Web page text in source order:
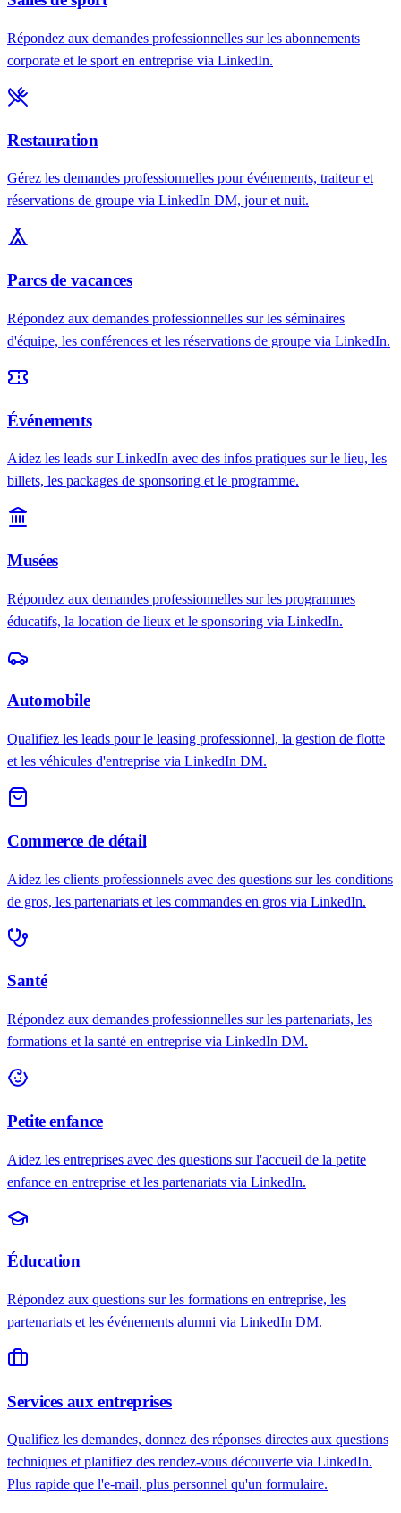
Répondez aux demandes professionnelles sur les abonnements
corporate et le sport en entreprise via LinkedIn.
Restauration
Gérez les demandes professionnelles pour événements, traiteur et
réservations de groupe via LinkedIn DM, jour et nuit.
Parcs de vacances
Répondez aux demandes professionnelles sur les séminaires
d'équipe, les conférences et les réservations de groupe via LinkedIn.
Événements
Aidez les leads sur LinkedIn avec des infos pratiques sur le lieu, les
billets, les packages de sponsoring et le programme.
Musées
Répondez aux demandes professionnelles sur les programmes
éducatifs, la location de lieux et le sponsoring via LinkedIn.
Automobile
Qualifiez les leads pour le leasing professionnel, la gestion de flotte
et les véhicules d'entreprise via LinkedIn DM.
Commerce de détail
Aidez les clients professionnels avec des questions sur les conditions
de gros, les partenariats et les commandes en gros via LinkedIn.
Santé
Répondez aux demandes professionnelles sur les partenariats, les
formations et la santé en entreprise via LinkedIn DM.
Petite enfance
Aidez les entreprises avec des questions sur l'accueil de la petite
enfance en entreprise et les partenariats via LinkedIn.
Éducation
Répondez aux questions sur les formations en entreprise, les
partenariats et les événements alumni via LinkedIn DM.
Services aux entreprises
Qualifiez les demandes, donnez des réponses directes aux questions
techniques et planifiez des rendez-vous découverte via LinkedIn.
Plus rapide que l'e-mail, plus personnel qu'un formulaire.